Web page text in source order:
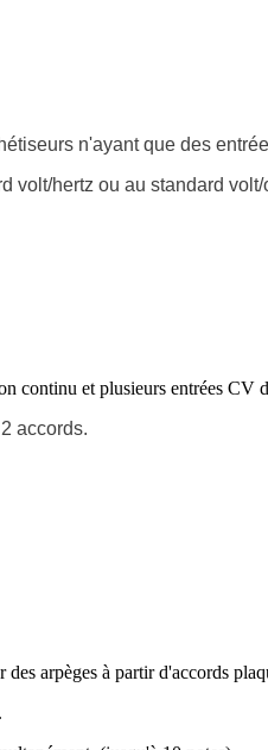
n'ayant que des
volt/hertz ou au standard volt/
continu et plusieurs entrées CV
accords.
arpèges à partir d'accords